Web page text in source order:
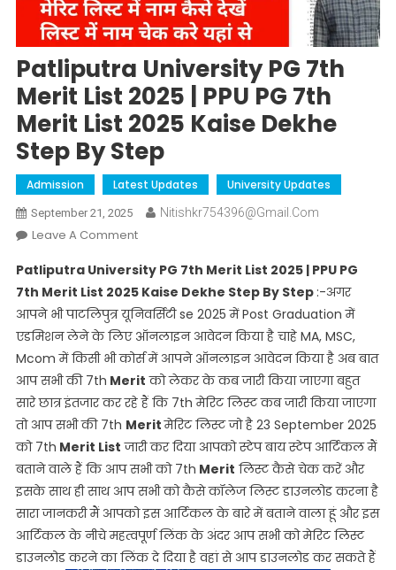
Patliputra University PG 7th
Merit List 2025 | PPU PG 7th
Merit List 2025 Kaise Dekhe
Step By Step
Admission Latest Updates University Updates
September 21, 2025 Nitishkr754396@gmail.com
Leave A CommentOn
University
PG
7th
Merit
List
2025
|
PPU
PG
7th
Merit
List
2025
Kaise
Dekhe
Patliputra University PG 7th Merit List 2025 | PPU PG
7th Merit List 2025 Kaise Dekhe Step By Step :-अगर
आपने भी पाटलिपुत्र यूनिवर्सिटी se 2025 में Post Graduation में
एडमिशन लेने के लिए ऑनलाइन आवेदन किया है चाहे MA, MSC,
Mcom में किसी भी कोर्स में आपने ऑनलाइन आवेदन किया है अब बात
आप सभी की 7th Merit को लेकर के कब जारी किया जाएगा बहुत
सारे छात्र इंतजार कर रहे हैं कि 7th मेरिट लिस्ट कब जारी किया जाएगा
तो आप सभी की 7th Meritमेरिट लिस्ट जो है 23 September 2025
को 7th Merit List जारी कर दिया आपको स्टेप बाय स्टेप आर्टिकल मैं
बताने वाले हैं कि आप सभी को 7th Merit लिस्ट कैसे चेक करें और
इसके साथ ही साथ आप सभी को कैसे कॉलेज लिस्ट डाउनलोड करना है
सारा जानकरी मैं आपको इस आर्टिकल के बारे में बताने वाला हूं और इस
आर्टिकल के नीचे महत्वपूर्ण लिंक के अंदर आप सभी को मेरिट लिस्ट
डाउनलोड करने का लिंक दे दिया है वहां से आप डाउनलोड कर सकते हैं